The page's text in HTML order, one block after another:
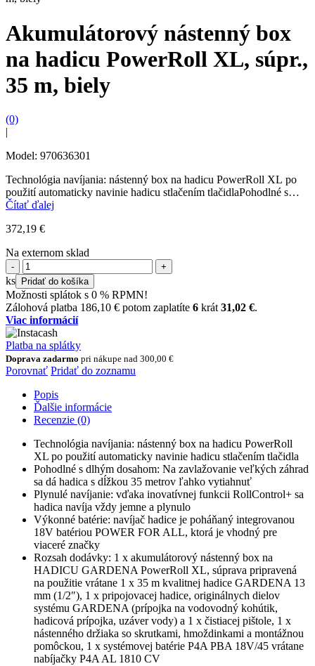
Akumulátorový nástenný box
na hadicu PowerRoll XL, súpr.,
35 m, biely
(0)
|
Model: 970636301
Technológia navíjania: nástenný box na hadicu PowerRoll XL po
použití automaticky navinie hadicu stlačením tlačidlaPohodlné s
dlhým dosahom: Na zavlažovanie veľkých záhrad sa dá hadica...
Čítať ďalej
372,19 €
Na externom sklad
množstvo
Akumulátorový
nástenný
box
na
hadicu
PowerRoll
XL,
súpr.,
35
biely
ks Pridať do košíka
Možnosti splátok s 0 % RPMN!
Zálohová platba 186,10 € potom zaplatíte 6 krát 31,02 €.
Viac informácií
Platba na splátky
Doprava zadarmo pri nákupe nad 300,00 €
Porovnať Pridať do zoznamu
Popis
Ďalšie informácie
Recenzie (0)
Technológia navíjania: nástenný box na hadicu PowerRoll
XL po použití automaticky navinie hadicu stlačením tlačidla
Pohodlné s dlhým dosahom: Na zavlažovanie veľkých záhrad
sa dá hadica s dĺžkou 35 metrov ľahko vytiahnuť
Plynulé navíjanie: vďaka inovatívnej funkcii RollControl+ sa
hadica navíja vždy jemne a plynulo
Výkonné batérie: navíjač hadice je poháňaný integrovanou
18V batériou POWER FOR ALL, ktorá je vhodný pre
viaceré značky
Rozsah dodávky: 1 x akumulátorový nástenný box na
HADICU GARDENA PowerRoll XL, súprava pripravená
na použitie vrátane 1 x 35 m kvalitnej hadice GARDENA 13
mm (1/2″), 1 x pripojovacej hadice, originálnych dielov
systému GARDENA (prípojka na vodovodný kohútik,
hadicová prípojka, uzáver vody) a 1 x čistiacej pištole, 1 x
nástenného držiaka so skrutkami, hmoždinkami a montážnou
pomôckou, 1 x systémovej batérie P4A PBA 18V/45 vrátane
nabíjačky P4A AL 1810 CV